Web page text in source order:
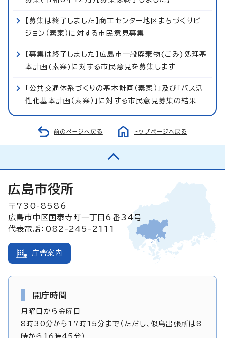
【募集は終了しました】商工センター地区まちづくりビ
ジョン（素案）に対する市民意見募集
【募集は終了しました】広島市一般廃棄物(ごみ)処理基
本計画(素案)に対する市民意見を募集します
「公共交通体系づくりの基本計画（素案）」及び「バス活
性化基本計画（素案）」に対する市民意見募集の結果
前のページへ戻る トップページへ戻る
広島市役所
〒730-8586
広島市中区国泰寺町一丁目6番34号
代表電話：082-245-2111
庁舎案内
開庁時間
月曜日から金曜日
8時30分から17時15分まで（ただし、似島出張所は8
時から16時45分）